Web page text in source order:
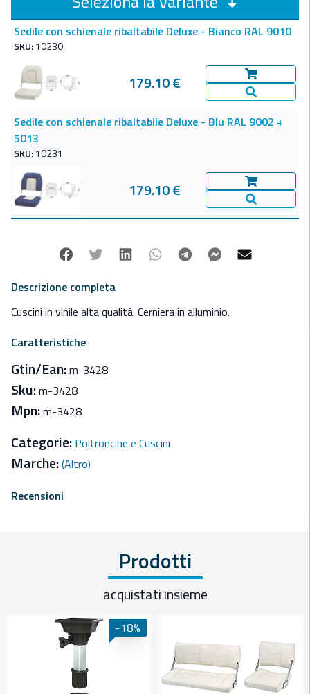
Sedile con schienale ribaltabile Deluxe - Bianco RAL 9010
SKU:10230
179.10 €
Aggiungi al
Vedi Dettagli
Sedile con schienale ribaltabile Deluxe - Blu RAL 9002 +
5013
SKU:10231
179.10 €
Aggiungi al
Vedi Dettagli
Facebook
Twitter LinkedinWhatsappTelegramFacebook
Descrizione completa
Cuscini in vinile alta qualità. Cerniera in alluminio.
Caratteristiche
Gtin/Ean:m-3428
Sku:m-3428
Mpn:m-3428
Categorie: Poltroncine e Cuscini
Marche:(Altro)
Recensioni
Prodotti
acquistati insieme
-18%